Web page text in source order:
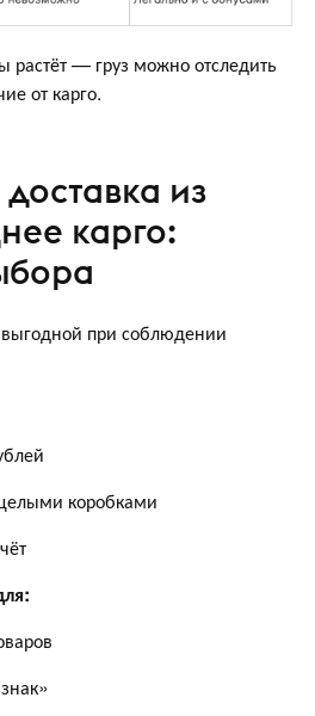
растёт — груз можно отследить
от карго.
из
карго:
выгодной при соблюдении
коробками